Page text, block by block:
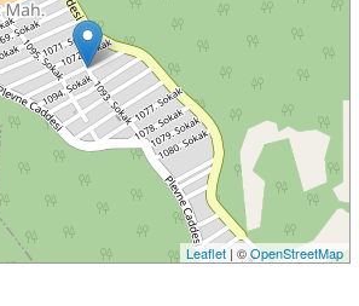
Leaflet| ©OpenStreetMap